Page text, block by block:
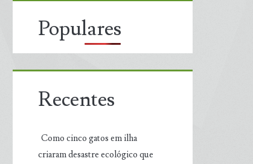
Populares
Recentes
Como cinco gatos em ilha
criaram desastre ecológico que